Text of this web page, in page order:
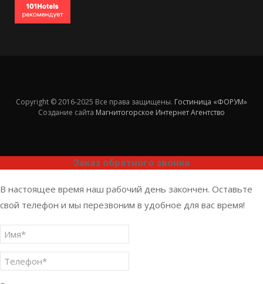
Copyright © 2016-2025 Все права защищены. Гостиница «ФОРУМ»
Создание сайта Магнитогорское Интернет Агентство
Заказ обратного звонка
В настоящее время наш рабочий день закончен. Оставьте
свой телефон и мы перезвоним в удобное для вас время!